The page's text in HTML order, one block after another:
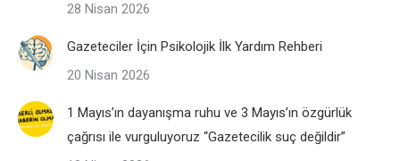
28 Nisan 2026
Gazeteciler İçin Psikolojik İlk Yardım Rehberi
20 Nisan 2026
1 Mayıs’ın dayanışma ruhu ve 3 Mayıs’ın özgürlük
çağrısı ile vurguluyoruz “Gazetecilik suç değildir”